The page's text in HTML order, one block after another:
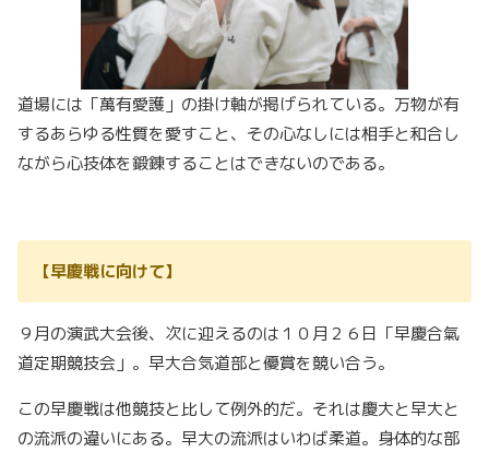
道場には「萬有愛護」の掛け軸が掲げられている。万物が有
するあらゆる性質を愛すこと、その心なしには相手と和合し
ながら心技体を鍛錬することはできないのである。
【早慶戦に向けて】
９月の演武大会後、次に迎えるのは１０月２６日「早慶合氣
道定期競技会」。早大合気道部と優賞を競い合う。
この早慶戦は他競技と比して例外的だ。それは慶大と早大と
の流派の違いにある。早大の流派はいわば柔道。身体的な部